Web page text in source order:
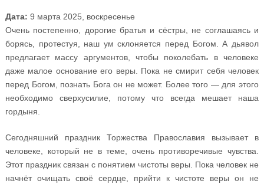
Дата: 9 марта 2025, воскресенье
Очень постепенно, дорогие братья и сёстры, не соглашаясь и
борясь, протестуя, наш ум склоняется перед Богом. А дьявол
предлагает массу аргументов, чтобы поколебать в человеке
даже малое основание его веры. Пока не смирит себя человек
перед Богом, познать Бога он не может. Более того — для этого
необходимо сверхусилие, потому что всегда мешает наша
гордыня.
Сегодняшний праздник Торжества Православия вызывает в
человеке, который не в теме, очень противоречивые чувства.
Этот праздник связан с понятием чистоты веры. Пока человек не
начнёт очищать своё сердце, прийти к чистоте веры он не